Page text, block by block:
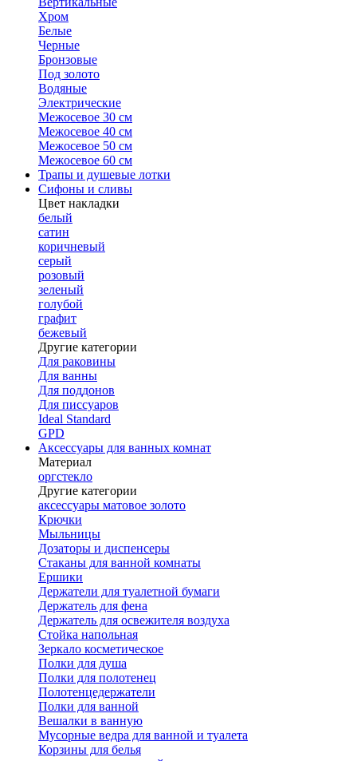
Хром
Белые
Черные
Бронзовые
Под золото
Водяные
Электрические
Межосевое 30 см
Межосевое 40 см
Межосевое 50 см
Межосевое 60 см
Трапы и душевые лотки
Сифоны и сливы
Цвет накладки
белый
сатин
коричневый
серый
розовый
зеленый
голубой
графит
бежевый
Другие категории
Для раковины
Для ванны
Для поддонов
Для писсуаров
Ideal Standard
GPD
Аксессуары для ванных комнат
Материал
оргстекло
Другие категории
аксессуары матовое золото
Крючки
Мыльницы
Дозаторы и диспенсеры
Стаканы для ванной комнаты
Ершики
Держатели для туалетной бумаги
Держатель для фена
Держатель для освежителя воздуха
Стойка напольная
Зеркало косметическое
Полки для душа
Полки для полотенец
Полотенцедержатели
Полки для ванной
Вешалки в ванную
Мусорные ведра для ванной и туалета
Корзины для белья